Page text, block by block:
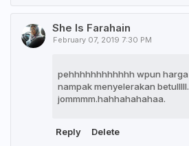
She Is Farahain
February 07, 2019 7:30 PM
pehhhhhhhhhhhh wpun harga
nampak menyelerakan
jommmm.hahhahahahaa.
Reply Delete